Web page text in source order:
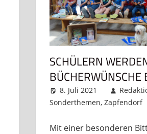
SCHÜLERN
BÜCHERWÜNSCHE
8. Juli 2021
Sonderthemen, Zapfendorf
Mit einer besonderen